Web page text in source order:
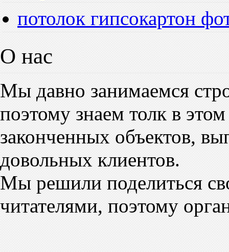
потолок гипсокартон
О нас
Мы давно занимаемся
поэтому знаем толк в
законченных объектов,
довольных клиентов.
Мы решили поделиться
читателями, поэтому